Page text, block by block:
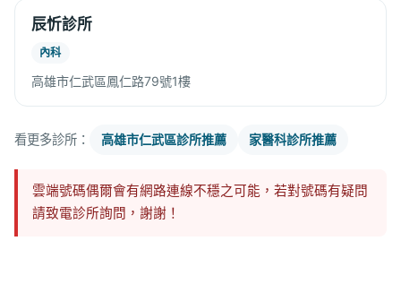
辰忻診所
內科
高雄市仁武區鳳仁路79號1樓
看更多診所： 高雄市仁武區診所推薦 家醫科診所推薦
雲端號碼偶爾會有網路連線不穩之可能，若對號碼有疑問
請致電診所詢問，謝謝！